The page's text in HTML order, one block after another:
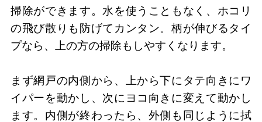
掃除ができます。水を使うこともなく、ホコリ
の飛び散りも防げてカンタン。柄が伸びるタイ
プなら、上の方の掃除もしやすくなります。
まず網戸の内側から、上から下にタテ向きにワ
イパーを動かし、次にヨコ向きに変えて動かし
ます。内側が終わったら、外側も同じように拭